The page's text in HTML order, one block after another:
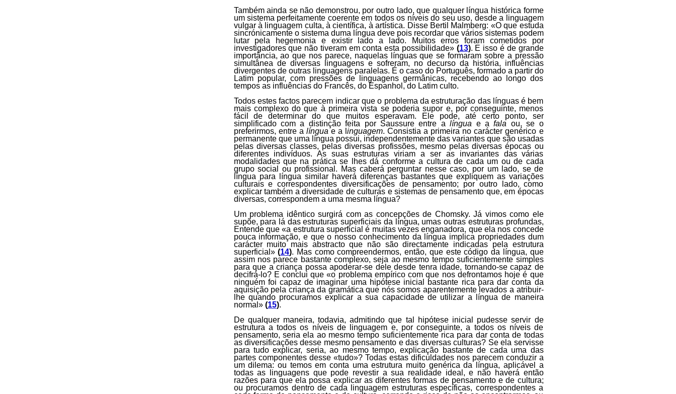
Também ainda se não demonstrou, por outro lado, que qualquer língua histórica forme
um sistema perfeitamente coerente em todos os níveis do seu uso, desde a linguagem
vulgar à linguagem culta, à científica, à artística. Disse Bertil Malmberg: «O que estuda
sincrónicamente o sistema duma língua deve pois recordar que vários sistemas podem
lutar pela hegemonia e existir lado a lado. Muitos erros foram cometidos por
investigadores que não tiveram em conta esta possibilidade» (13). E isso é de grande
importância, ao que nos parece, naquelas línguas que se formaram sobre a pressão
simultânea de diversas linguagens e sofreram, no decurso da história, influências
divergentes de outras linguagens paralelas. É o caso do Português, formado a partir do
Latim popular, com pressões de linguagens germânicas, recebendo ao longo dos
tempos as influências do Francês, do Espanhol, do Latim culto.
Todos estes factos parecem indicar que o problema da estruturação das línguas é bem
mais complexo do que à primeira vista se poderia supor e, por conseguinte, menos
fácil de determinar do que muitos esperavam. Ele pode, até certo ponto, ser
simplificado com a distinção feita por Saussure entre alíngua e afala ou, se o
preferirmos, entre a línguae a l inguagem. Consistia a primeira no carácter genérico e
permanente que uma língua possui, independentemente das variantes que são usadas
pelas diversas classes, pelas diversas profissões, mesmo pelas diversas épocas ou
diferentes indivíduos. As suas estruturas viriam a ser as invariantes das várias
modalidades que na prática se lhes dá conforme a cultura de cada um ou de cada
grupo social ou profissional. Mas caberá perguntar nesse caso, por um lado, se de
língua para língua similar haverá diferenças bastantes que expliquem as variações
culturais e correspondentes diversificações de pensamento; por outro lado, como
explicar também a diversidade de culturas e sistemas de pensamento que, em épocas
diversas, correspondem a uma mesma língua?
Um problema idêntico surgirá com as concepções de Chomsky. Já vimos como ele
supõe, para lá das estruturas superficiais da língua, umas outras estruturas profundas,
Entende que «a estrutura superficial é muitas vezes enganadora, que ela nos concede
pouca informação, e que o nosso conhecimento da língua implica propriedades dum
carácter muito mais abstracto que não são directamente indicadas pela estrutura
superficial»(14). Mas como compreendermos, então, que este código da língua, que
assim nos parece bastante complexo, seja ao mesmo tempo suficientemente simples
para que a criança possa apoderar-se dele desde tenra idade, tornando-se capaz de
decifrá-lo? E conclui que «o problema empírico com que nos defrontamos hoje é que
ninguém foi capaz de imaginar uma hipótese inicial bastante rica para dar conta da
aquisição pela criança da gramática que nós somos aparentemente levados a atribuir-
lhe quando procuramos explicar a sua capacidade de utilizar a língua de maneira
normal» (15).
De qualquer maneira, todavia, admitindo que tal hipótese inicial pudesse servir de
estrutura a todos os níveis de linguagem e, por conseguinte, a todos os níveis de
pensamento, seria ela ao mesmo tempo suficientemente rica para dar conta de todas
as diversificações desse mesmo pensamento e das diversas culturas? Se ela servisse
para tudo explicar, seria, ao mesmo tempo, explicação bastante de cada uma das
partes componentes desse «tudo»? Todas estas dificuldades nos parecem conduzir a
um dilema: ou temos em conta uma estrutura muito genérica da língua, aplicável a
todas as linguagens que pode revestir a sua realidade ideal, e não haverá então
razões para que ela possa explicar as diferentes formas de pensamento e de cultura;
ou procuramos dentro de cada linguagem estruturas específicas, correspondentes a